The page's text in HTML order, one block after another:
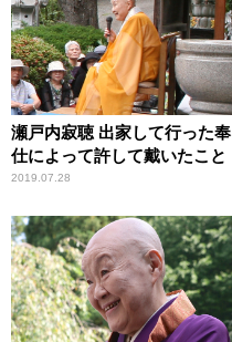
瀬戸内寂聴 出家して行った奉
仕によって許して戴いたこと
2019.07.28